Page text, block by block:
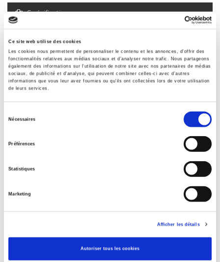
Ce site web utilise des cookies
Les cookies nous permettent de personnaliser le contenu et les annonces, d'offrir des
fonctionnalités relatives aux médias sociaux et d'analyser notre trafic. Nous partageons
également des informations sur l'utilisation de notre site avec nos partenaires de médias
sociaux, de publicité et d'analyse, qui peuvent combiner celles-ci avec d'autres
informations que vous leur avez fournies ou qu'ils ont collectées lors de votre utilisation
de leurs services.
Nécessaires
Préférences
Statistiques
Marketing
Afficher les détails
Autoriser tous les cookies
Spécifications
Sommaire
Spécifications
Éditeur
Auteur
Gouvernement & action publique
22600965
Langue
Catégorie (éditeur)
Science politique>